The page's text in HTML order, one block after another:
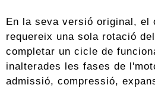
En la seva versió original, el
requereix una sola rotació
completar un cicle de
inalterades les fases de
admissió, compressió,